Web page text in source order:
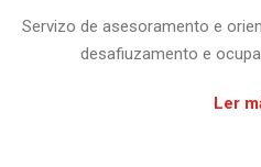
Servizo de asesoramento e
desafiuzamento e
Ler